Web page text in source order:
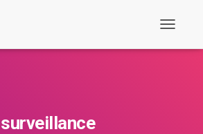
surveillance